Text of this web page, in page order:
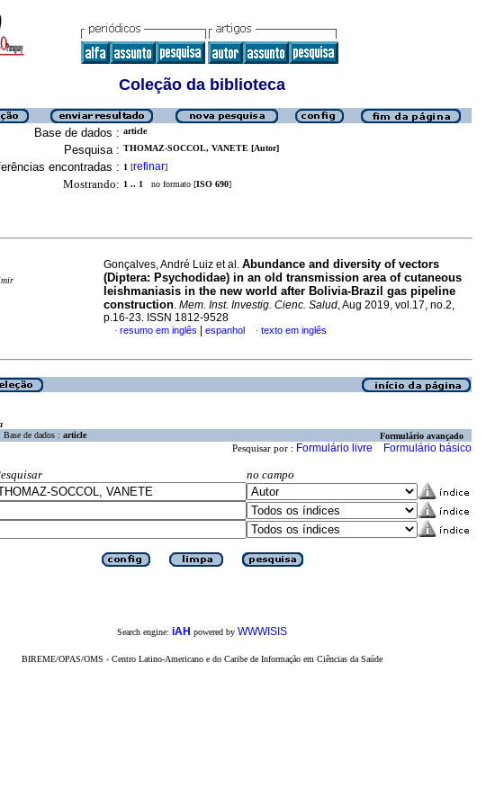
Coleção da biblioteca
Base de dados : article
Pesquisa : THOMAZ-SOCCOL, VANETE [Autor]
encontradas : 1 [refinar]
Mostrando: 1 .. 1 no formato [ISO 690]
Gonçalves, André Luiz et al. Abundance and diversity of vectors
(Diptera: Psychodidae) in an old transmission area of cutaneous
leishmaniasis in the new world after Bolivia-Brazil gas pipeline
construction. Mem. Inst. Investig. Cienc. Salud, Aug 2019, vol.17, no.2,
p.16-23. ISSN 1812-9528
· resumo em inglês espanhol · texto em inglês
Base de dados : article Formulário avançado
Pesquisar por : Formulário livre Formulário básico
no campo
Search engine: iAH powered by WWWISIS
BIREME/OPAS/OMS - Centro Latino-Americano e do Caribe de Informação em Ciências da Saúde